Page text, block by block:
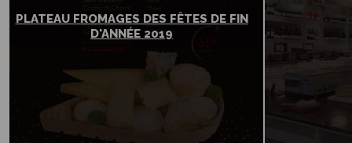
PLATEAU FROMAGES DES FÊTES DE FIN
D'ANNÉE 2019